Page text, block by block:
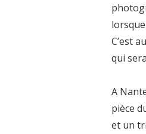
C’est
qui
A
pièce
et un